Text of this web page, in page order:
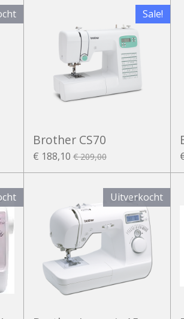
Sale!
Brother CS70
€ 188,10 € 209,00
Uitverkocht